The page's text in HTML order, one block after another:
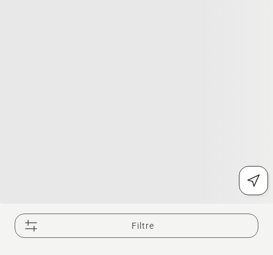
Filtre